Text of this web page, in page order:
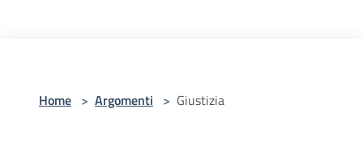
Home > Argomenti > Giustizia